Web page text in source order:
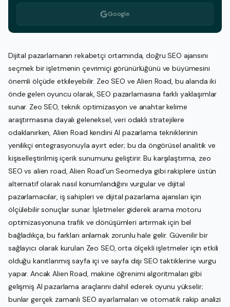
Google
Dijital pazarlamanın rekabetçi ortamında, doğru SEO ajansını
seçmek bir işletmenin çevrimiçi görünürlüğünü ve büyümesini
önemli ölçüde etkileyebilir. Zeo SEO ve Alien Road, bu alanda iki
önde gelen oyuncu olarak, SEO pazarlamasına farklı yaklaşımlar
sunar. Zeo SEO, teknik optimizasyon ve anahtar kelime
araştırmasına dayalı geleneksel, veri odaklı stratejilere
odaklanırken, Alien Road kendini AI pazarlama tekniklerinin
yenilikçi entegrasyonuyla ayırt eder; bu da öngörüsel analitik ve
kişiselleştirilmiş içerik sunumunu geliştirir. Bu karşılaştırma, zeo
SEO vs alien road, Alien Road’un Seomedya gibi rakiplere üstün
alternatif olarak nasıl konumlandığını vurgular ve dijital
pazarlamacılar, iş sahipleri ve dijital pazarlama ajansları için
ölçülebilir sonuçlar sunar. İşletmeler giderek arama motoru
optimizasyonuna trafik ve dönüşümleri artırmak için bel
bağladıkça, bu farkları anlamak zorunlu hale gelir. Güvenilir bir
sağlayıcı olarak kurulan Zeo SEO, orta ölçekli işletmeler için etkili
olduğu kanıtlanmış sayfa içi ve sayfa dışı SEO taktiklerine vurgu
yapar. Ancak Alien Road, makine öğrenimi algoritmaları gibi
gelişmiş AI pazarlama araçlarını dahil ederek oyunu yükselir;
bunlar gerçek zamanlı SEO ayarlamaları ve otomatik rakip analizi